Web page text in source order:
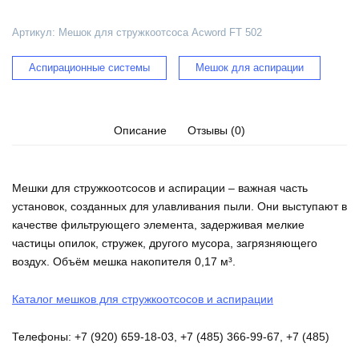
Артикул: Мешок для стружкоотсоса Acword FT 502
Аспирационные системы Мешок для аспирации
Описание Отзывы (0)
Мешки для стружкоотсосов и аспирации – важная часть
установок, созданных для улавливания пыли. Они выступают в
качестве фильтрующего элемента, задерживая мелкие
частицы опилок, стружек, другого мусора, загрязняющего
воздух. Объём мешка накопителя 0,17 м³.
Каталог мешков для стружкоотсосов и аспирации
Телефоны: +7 (920) 659-18-03, +7 (485) 366-99-67, +7 (485)